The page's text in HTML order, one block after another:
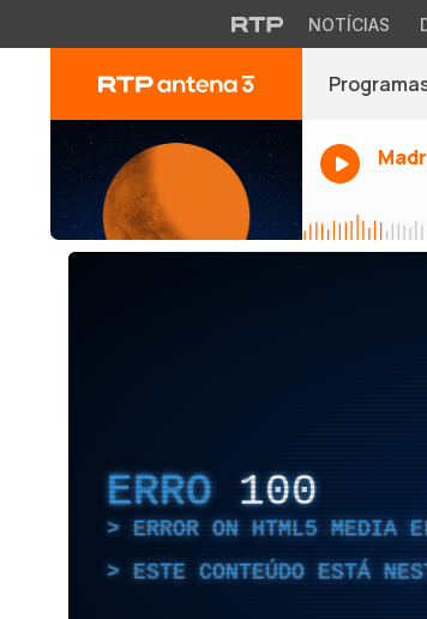
NOTÍCIAS
ERRO 100
ERROR ON HTML5 MEDIA
ESTE CONTEÚDO ESTÁ